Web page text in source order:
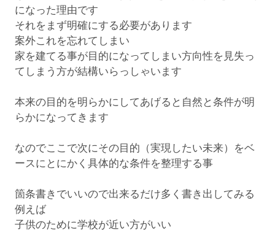
になった理由です
それをまず明確にする必要があります
案外これを忘れてしまい
家を建てる事が目的になってしまい方向性を見失っ
てしまう方が結構いらっしゃいます
本来の目的を明らかにしてあげると自然と条件が明
らかになってきます
なのでここで次にその目的（実現したい未来）をベ
ースにとにかく具体的な条件を整理する事
箇条書きでいいので出来るだけ多く書き出してみる
例えば
子供のために学校が近い方がいい